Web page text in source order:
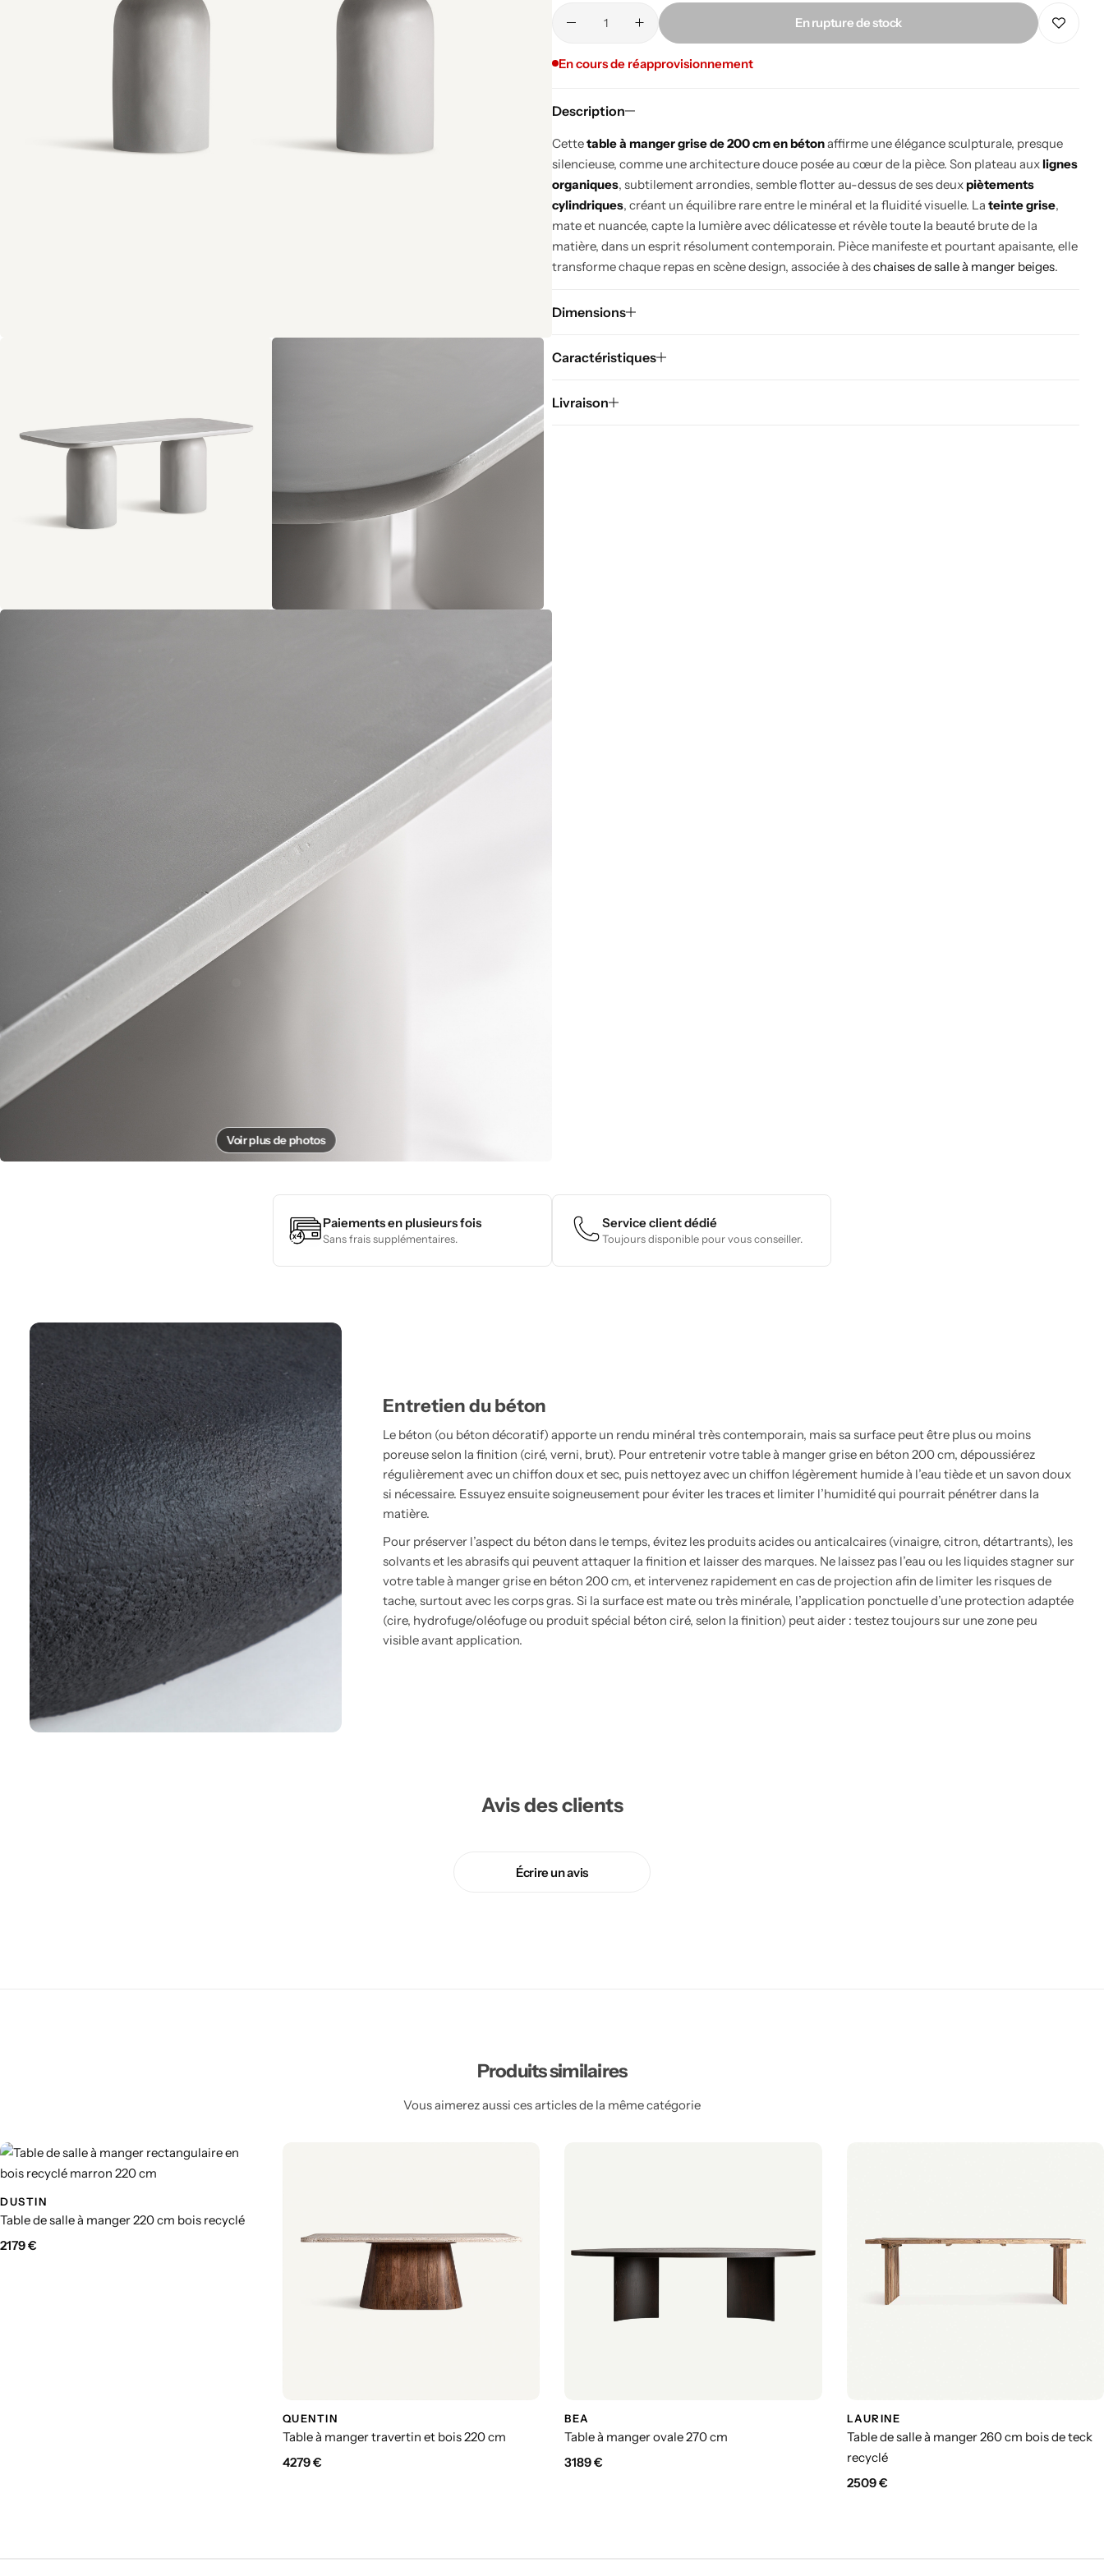
Voir plus de photos
En rupture de stock
En cours de réapprovisionnement
Description
Cettetable à manger grise de 200 cm en bétonaffirme une élégance sculpturale, presque
silencieuse, comme une architecture douce posée au cœur de la pièce. Son plateau aux lignes
organiques, subtilement arrondies, semble flotter au-dessus de ses deux piètements
cylindriques, créant un équilibre rare entre le minéral et la fluidité visuelle. La teinte grise,
mate et nuancée, capte la lumière avec délicatesse et révèle toute la beauté brute de la
matière, dans un esprit résolument contemporain. Pièce manifeste et pourtant apaisante, elle
transforme chaque repas en scène design, associée à deschaises de salle à manger beiges.
Dimensions
Caractéristiques
Livraison
Paiements en plusieurs fois
Sans frais supplémentaires.
Service client dédié
Toujours disponible pour vous conseiller.
Entretien du béton
Le béton (ou béton décoratif) apporte un rendu minéral très contemporain, mais sa surface peut être plus ou moins
poreuse selon la finition (ciré, verni, brut). Pour entretenir votre table à manger grise en béton 200 cm, dépoussiérez
régulièrement avec un chiffon doux et sec, puis nettoyez avec un chiffon légèrement humide à l’eau tiède et un savon doux
si nécessaire. Essuyez ensuite soigneusement pour éviter les traces et limiter l’humidité qui pourrait pénétrer dans la
matière.
Pour préserver l’aspect du béton dans le temps, évitez les produits acides ou anticalcaires (vinaigre, citron, détartrants), les
solvants et les abrasifs qui peuvent attaquer la finition et laisser des marques. Ne laissez pas l’eau ou les liquides stagner sur
votre table à manger grise en béton 200 cm, et intervenez rapidement en cas de projection afin de limiter les risques de
tache, surtout avec les corps gras. Si la surface est mate ou très minérale, l’application ponctuelle d’une protection adaptée
(cire, hydrofuge/oléofuge ou produit spécial béton ciré, selon la finition) peut aider : testez toujours sur une zone peu
visible avant application.
Avis des clients
Écrire un avis
Produits similaires
Vous aimerez aussi ces articles de la même catégorie
DUSTIN
Table de salle à manger 220 cm bois recyclé
2179€
QUENTIN
Table à manger travertin et bois 220 cm
4279€
BEA
Table à manger ovale 270 cm
3189€
LAURINE
Table de salle à manger 260 cm bois de teck
recyclé
2509€
Tout voir